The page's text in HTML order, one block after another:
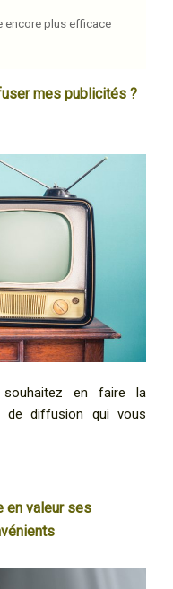
encore plus efficace
mes publicités ?
en faire la
de diffusion qui vous
en valeur ses